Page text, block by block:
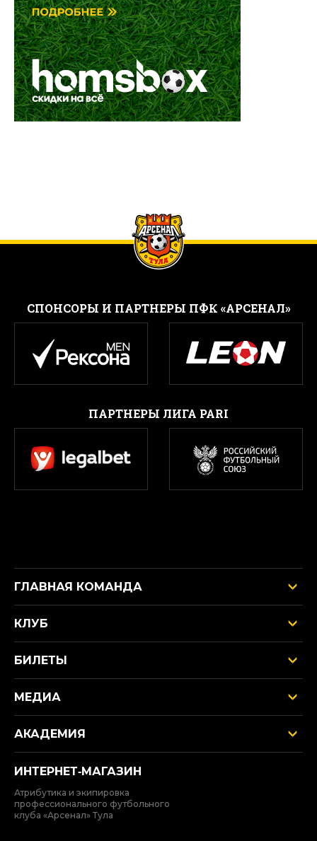
CПОНСОРЫ И ПАРТНЕРЫ ПФК «АРСЕНАЛ»
ПАРТНЕРЫ ЛИГА PARI
ГЛАВНАЯ КОМАНДА
КЛУБ
БИЛЕТЫ
МЕДИА
АКАДЕМИЯ
ИНТЕРНЕТ‑МАГАЗИН
Атрибутика и экипировка
профессионального футбольного
клуба «Арсенал» Тула